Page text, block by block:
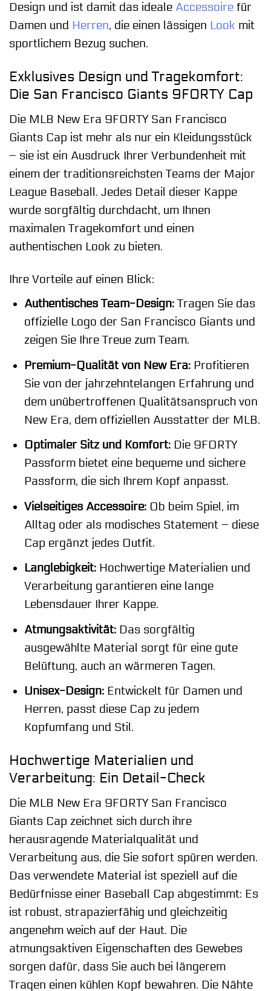
Design und ist damit das ideale Accessoire für
Damen und Herren, die einen lässigen Look mit
sportlichem Bezug suchen.
Exklusives Design und Tragekomfort:
Die San Francisco Giants 9FORTY Cap
Die MLB New Era 9FORTY San Francisco
Giants Cap ist mehr als nur ein Kleidungsstück
– sie ist ein Ausdruck Ihrer Verbundenheit mit
einem der traditionsreichsten Teams der Major
League Baseball. Jedes Detail dieser Kappe
wurde sorgfältig durchdacht, um Ihnen
maximalen Tragekomfort und einen
authentischen Look zu bieten.
Ihre Vorteile auf einen Blick:
Authentisches Team-Design:Tragen Sie das
offizielle Logo der San Francisco Giants und
zeigen Sie Ihre Treue zum Team.
Premium-Qualität von New Era:Profitieren
Sie von der jahrzehntelangen Erfahrung und
dem unübertroffenen Qualitätsanspruch von
New Era, dem offiziellen Ausstatter der MLB.
Optimaler Sitz und Komfort:Die 9FORTY
Passform bietet eine bequeme und sichere
Passform, die sich Ihrem Kopf anpasst.
Vielseitiges Accessoire:Ob beim Spiel, im
Alltag oder als modisches Statement – diese
Cap ergänzt jedes Outfit.
Langlebigkeit:Hochwertige Materialien und
Verarbeitung garantieren eine lange
Lebensdauer Ihrer Kappe.
Atmungsaktivität:Das sorgfältig
ausgewählte Material sorgt für eine gute
Belüftung, auch an wärmeren Tagen.
Unisex-Design:Entwickelt für Damen und
Herren, passt diese Cap zu jedem
Kopfumfang und Stil.
Hochwertige Materialien und
Verarbeitung: Ein Detail-Check
Die MLB New Era 9FORTY San Francisco
Giants Cap zeichnet sich durch ihre
herausragende Materialqualität und
Verarbeitung aus, die Sie sofort spüren werden.
Das verwendete Material ist speziell auf die
Bedürfnisse einer Baseball Cap abgestimmt: Es
ist robust, strapazierfähig und gleichzeitig
angenehm weich auf der Haut. Die
atmungsaktiven Eigenschaften des Gewebes
sorgen dafür, dass Sie auch bei längerem
Tragen einen kühlen Kopf bewahren. Die Nähte